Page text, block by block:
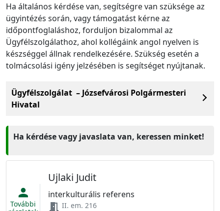
Ha általános kérdése van, segítségre van szüksége az
ügyintézés során, vagy támogatást kérne az
időpontfoglaláshoz, forduljon bizalommal az
Ügyfélszolgálathoz, ahol kollégáink angol nyelven is
készséggel állnak rendelkezésére. Szükség esetén a
tolmácsolási igény jelzésében is segítséget nyújtanak.
Ügyfélszolgálat – Józsefvárosi Polgármesteri
Hivatal
Ha kérdése vagy javaslata van, keressen minket!
person
További
Ujlaki Judit
interkulturális referens
meeting_room II. em. 216